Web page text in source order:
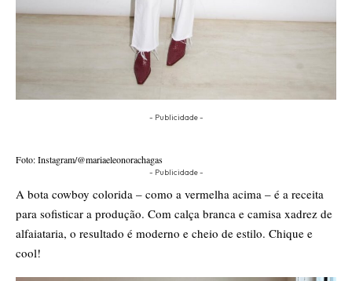
- Publicidade -
Foto: Instagram/@mariaeleonorachagas
- Publicidade -
A bota cowboy colorida – como a vermelha acima – é a receita
para sofisticar a produção. Com calça branca e camisa xadrez de
alfaiataria, o resultado é moderno e cheio de estilo. Chique e
cool!